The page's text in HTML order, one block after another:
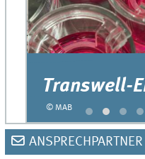
Transwell-
© MAB
ANSPRECHPARTNER